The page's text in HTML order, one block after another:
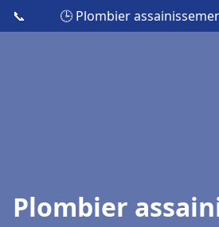
📞 🕒 Plombier
Plombier